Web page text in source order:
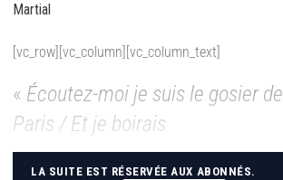
Martial
[vc_row][vc_column][vc_column_text]
« Écoutez-moi je suis le gosier de
Paris / Et je boirais
LA SUITE EST RÉSERVÉE AUX ABONNÉS.